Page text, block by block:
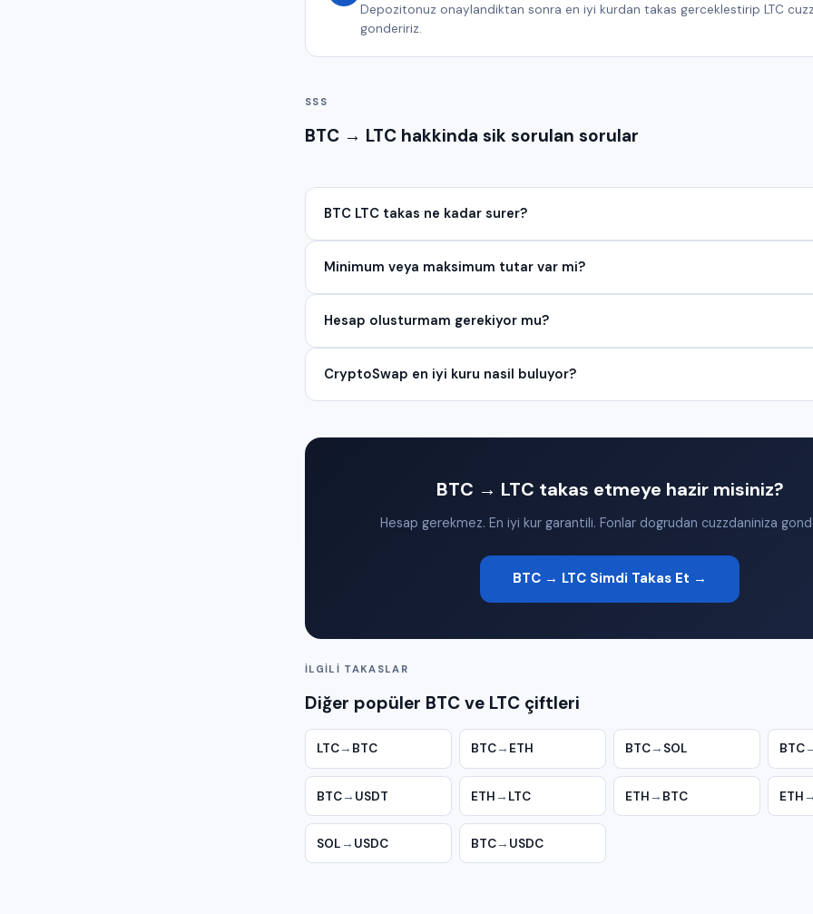
Depozitonuz onaylandiktan sonra en iyi kurdan takas gerceklestirip LTC
gondeririz.
SSS
BTC → LTC hakkinda sik sorulan sorular
BTC LTC takas ne kadar surer?
Minimum veya maksimum tutar var mi?
Hesap olusturmam gerekiyor mu?
CryptoSwap en iyi kuru nasil buluyor?
BTC → LTC takas etmeye hazir misiniz?
Hesap gerekmez. En iyi kur garantili. Fonlar dogrudan cuzzdaniniza
BTC → LTC Simdi Takas Et →
İLGILI TAKASLAR
Diğer popüler BTC ve LTC çiftleri
LTC→ BTC BTC→ ETH BTC→ SOL BTC
BTC→ USDT ETH → LTC ETH → BTC ETH →
SOL → USDC BTC→ USDC